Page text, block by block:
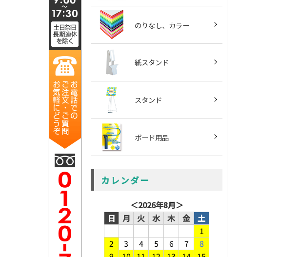
のりなし、カラー
紙スタンド
スタンド
ボード用品
カレンダー
＜2026年8月＞
日
月 火 水 木 金
土
1
2
3 4 5 6 7
8